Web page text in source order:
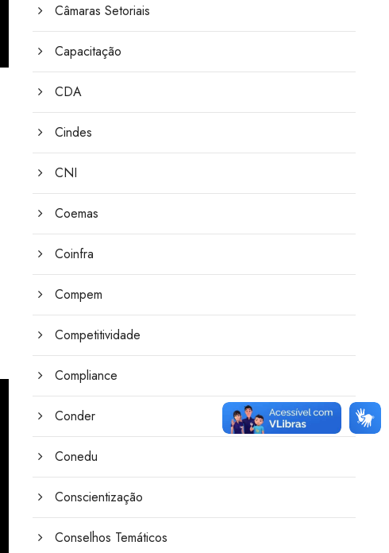
Câmaras Setoriais
Capacitação
CDA
Cindes
CNI
Coemas
Coinfra
Compem
Competitividade
Compliance
Conder
Conedu
Conscientização
Conselhos Temáticos